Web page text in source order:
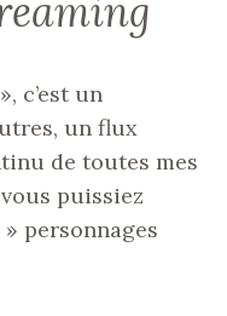
», c’est un
un flux
de toutes mes
puissiez
personnages